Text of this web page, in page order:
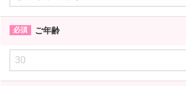
ご年齢